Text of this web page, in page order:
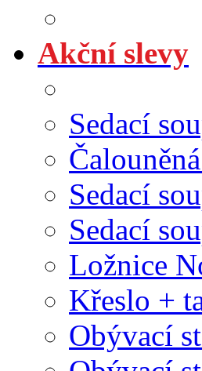
Akční slevy
Sedací
Sedací
Sedací
Ložnice
Křeslo +
Obývací